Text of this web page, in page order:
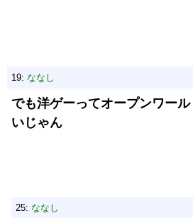
19: ななし
でも洋ゲーってオープンワー
いじゃん
25: ななし